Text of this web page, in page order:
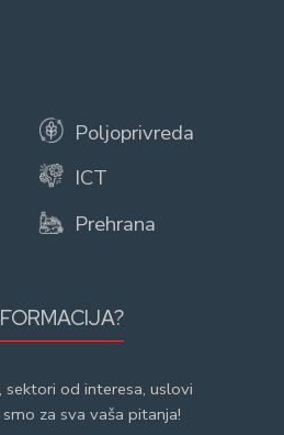
Poljoprivreda
ICT
Prehrana
sektori od interesa, uslovi
za sva vaša pitanja!